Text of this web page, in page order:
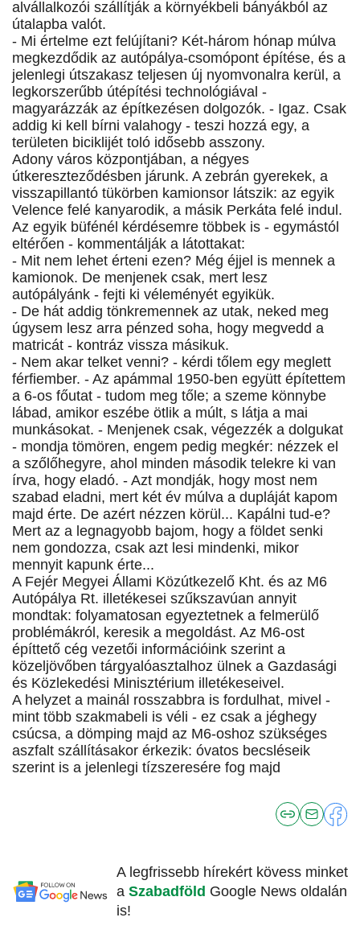
alvállalkozói szállítják a környékbeli bányákból az
útalapba valót.
- Mi értelme ezt felújítani? Két-három hónap múlva
megkezdődik az autópálya-csomópont építése, és a
jelenlegi útszakasz teljesen új nyomvonalra kerül, a
legkorszerűbb útépítési technológiával -
magyarázzák az építkezésen dolgozók. - Igaz. Csak
addig ki kell bírni valahogy - teszi hozzá egy, a
területen biciklijét toló idősebb asszony.
Adony város központjában, a négyes
útkereszteződésben járunk. A zebrán gyerekek, a
visszapillantó tükörben kamionsor látszik: az egyik
Velence felé kanyarodik, a másik Perkáta felé indul.
Az egyik büfénél kérdésemre többek is - egymástól
eltérően - kommentálják a látottakat:
- Mit nem lehet érteni ezen? Még éjjel is mennek a
kamionok. De menjenek csak, mert lesz
autópályánk - fejti ki véleményét egyikük.
- De hát addig tönkremennek az utak, neked meg
úgysem lesz arra pénzed soha, hogy megvedd a
matricát - kontráz vissza másikuk.
- Nem akar telket venni? - kérdi tőlem egy meglett
férfiember. - Az apámmal 1950-ben együtt építettem
a 6-os főutat - tudom meg tőle; a szeme könnybe
lábad, amikor eszébe ötlik a múlt, s látja a mai
munkásokat. - Menjenek csak, végezzék a dolgukat
- mondja tömören, engem pedig megkér: nézzek el
a szőlőhegyre, ahol minden második telekre ki van
írva, hogy eladó. - Azt mondják, hogy most nem
szabad eladni, mert két év múlva a dupláját kapom
majd érte. De azért nézzen körül... Kapálni tud-e?
Mert az a legnagyobb bajom, hogy a földet senki
nem gondozza, csak azt lesi mindenki, mikor
mennyit kapunk érte...
A Fejér Megyei Állami Közútkezelő Kht. és az M6
Autópálya Rt. illetékesei szűkszavúan annyit
mondtak: folyamatosan egyeztetnek a felmerülő
problémákról, keresik a megoldást. Az M6-ost
építtető cég vezetői információink szerint a
közeljövőben tárgyalóasztalhoz ülnek a Gazdasági
és Közlekedési Minisztérium illetékeseivel.
A helyzet a mainál rosszabbra is fordulhat, mivel -
mint több szakmabeli is véli - ez csak a jéghegy
csúcsa, a dömping majd az M6-oshoz szükséges
aszfalt szállításakor érkezik: óvatos becsléseik
szerint is a jelenlegi tízszeresére fog majd
A legfrissebb hírekért kövess minket
a Szabadföld Google News oldalán
is!